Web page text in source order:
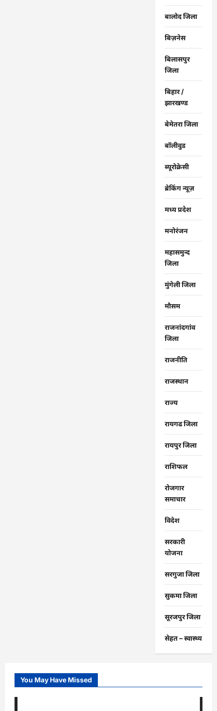
बालोद जिला
बिज़नेस
बिलासपुर
जिला
बिहार /
झारखण्ड
बेमेतरा जिला
बॉलीवुड
ब्यूरोक्रेसी
ब्रेकिंग न्यूज़
मध्य प्रदेश
मनोरंजन
महासमुन्द
जिला
मुंगेली जिला
मौसम
राजनांदगांव
जिला
राजनीति
राजस्थान
राज्‍य
रायगढ जिला
रायपुर जिला
राशिफल
रोजगार
समाचार
विदेश
सरकारी
योजना
सरगुजा जिला
सुकमा जिला
सूरजपुर जिला
सेहत – स्‍वास्‍थ्‍य
You May Have Missed